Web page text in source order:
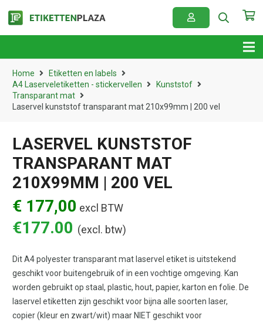
Home
Etiketten en labels
A4 Laserveletiketten - stickervellen
Kunststof
Transparant mat
Laservel kunststof transparant mat 210x99mm | 200 vel
LASERVEL KUNSTSTOF
TRANSPARANT MAT
210X99MM | 200 VEL
€ 177,00 excl BTW
€177.00 (excl. btw)
Dit A4 polyester transparant mat laservel etiket is uitstekend
geschikt voor buitengebruik of in een vochtige omgeving. Kan
worden gebruikt op staal, plastic, hout, papier, karton en folie. De
laservel etiketten zijn geschikt voor bijna alle soorten laser,
copier (kleur en zwart/wit) maar NIET geschikt voor